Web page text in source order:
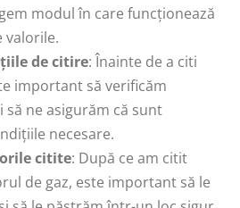
modul în care funcționează
valorile.
de citire: Înainte de a citi
important să verificăm
ne asigurăm că sunt
necesare.
citite: După ce am citit
de gaz, este important să le